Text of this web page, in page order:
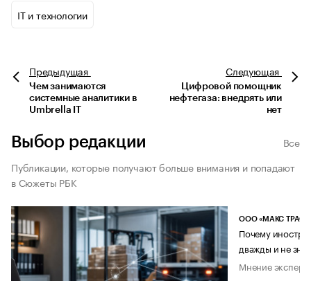
IT и технологии
Предыдущая
Чем занимаются
системные аналитики в
Umbrella IT
Следующая
Цифровой помощник
нефтегаза: внедрять или
нет
Выбор редакции
Все
Публикации, которые получают больше внимания и попадают
в Сюжеты РБК
ООО «МАКС ТРАСТ»
Почему
дважды и не
Мнение